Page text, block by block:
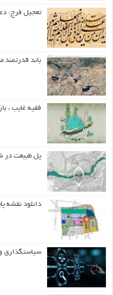
تعجیل فرج:
باند
فقیه غایب ،
پل طبیعت در
دانلود نقشه
سیاستگذاری